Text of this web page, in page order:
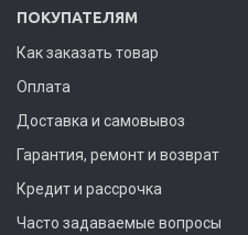
ПОКУПАТЕЛЯМ
Как заказать товар
Оплата
Доставка и самовывоз
Гарантия, ремонт и возврат
Кредит и рассрочка
Часто задаваемые вопросы